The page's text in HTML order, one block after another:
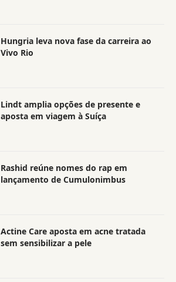
Hungria leva nova fase da carreira ao
Vivo Rio
Lindt amplia opções de presente e
aposta em viagem à Suíça
Rashid reúne nomes do rap em
lançamento de Cumulonimbus
Actine Care aposta em acne tratada
sem sensibilizar a pele